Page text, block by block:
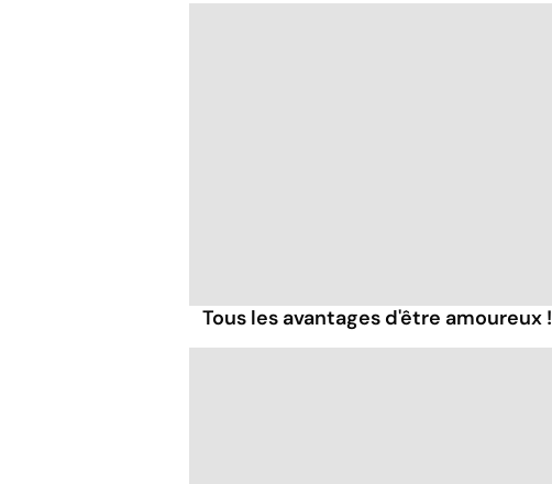
Tous les avantages d'être amoureux !